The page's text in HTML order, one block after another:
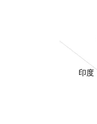
印度